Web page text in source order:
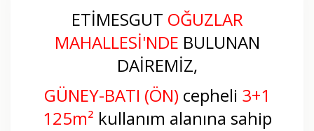
ETİMESGUT OĞUZLAR
MAHALLESİ'NDE BULUNAN
DAİREMİZ,
GÜNEY-BATI (ÖN) cepheli 3+1
125m² kullanım alanına sahip